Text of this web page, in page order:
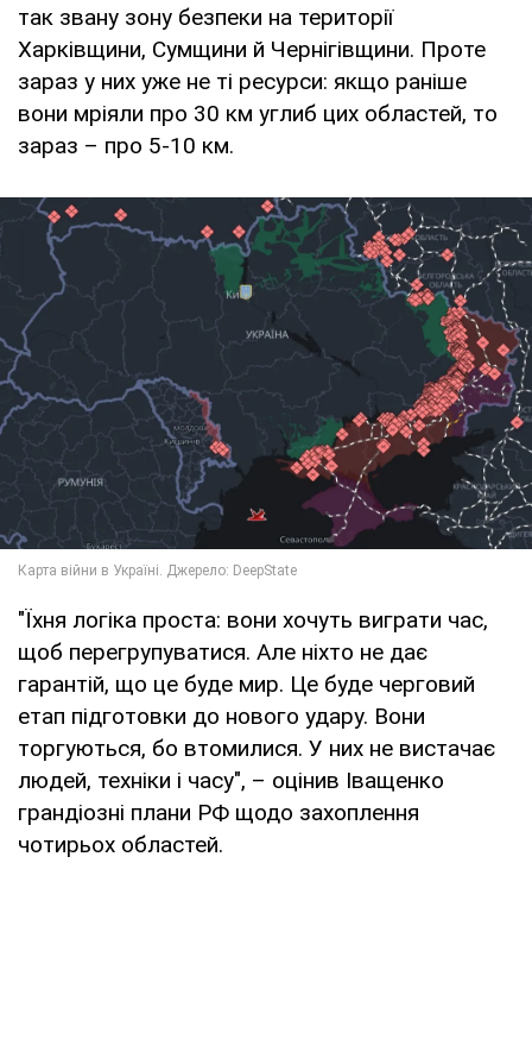
так звану зону безпеки на території
Харківщини, Сумщини й Чернігівщини. Проте
зараз у них уже не ті ресурси: якщо раніше
вони мріяли про 30 км углиб цих областей, то
зараз – про 5-10 км.
"Їхня логіка проста: вони хочуть виграти час,
щоб перегрупуватися. Але ніхто не дає
гарантій, що це буде мир. Це буде черговий
етап підготовки до нового удару. Вони
торгуються, бо втомилися. У них не вистачає
людей, техніки і часу", – оцінив Іващенко
грандіозні плани РФ щодо захоплення
чотирьох областей.